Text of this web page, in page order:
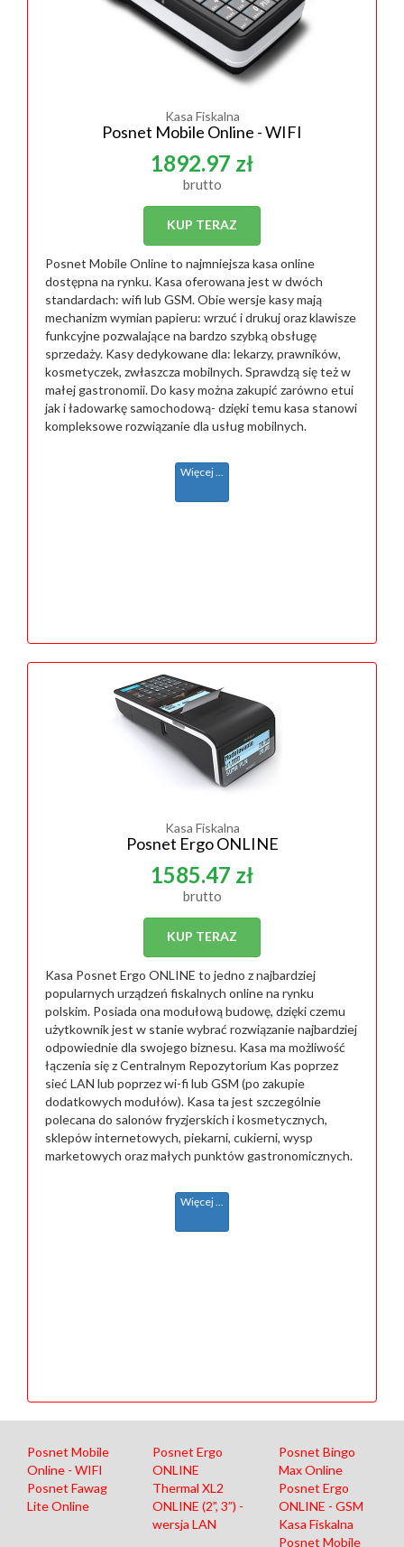
Kasa Fiskalna
Posnet Mobile Online - WIFI
1892.97 zł
brutto
KUP TERAZ
Posnet Mobile Online to najmniejsza kasa online
dostępna na rynku. Kasa oferowana jest w dwóch
standardach: wifi lub GSM. Obie wersje kasy mają
mechanizm wymian papieru: wrzuć i drukuj oraz klawisze
funkcyjne pozwalające na bardzo szybką obsługę
sprzedaży. Kasy dedykowane dla: lekarzy, prawników,
kosmetyczek, zwłaszcza mobilnych. Sprawdzą się też w
małej gastronomii. Do kasy można zakupić zarówno etui
jak i ładowarkę samochodową- dzięki temu kasa stanowi
kompleksowe rozwiązanie dla usług mobilnych.
Więcej ...
Kasa Fiskalna
Posnet Ergo ONLINE
1585.47 zł
brutto
KUP TERAZ
Kasa Posnet Ergo ONLINE to jedno z najbardziej
popularnych urządzeń fiskalnych online na rynku
polskim. Posiada ona modułową budowę, dzięki czemu
użytkownik jest w stanie wybrać rozwiązanie najbardziej
odpowiednie dla swojego biznesu. Kasa ma możliwość
łączenia się z Centralnym Repozytorium Kas poprzez
sieć LAN lub poprzez wi-fi lub GSM (po zakupie
dodatkowych modułów). Kasa ta jest szczególnie
polecana do salonów fryzjerskich i kosmetycznych,
sklepów internetowych, piekarni, cukierni, wysp
marketowych oraz małych punktów gastronomicznych.
Więcej ...
Posnet Mobile
Online - WIFI
Posnet Ergo
ONLINE
Posnet Bingo
Max Online
Posnet Fawag
Lite Online
Thermal XL2
ONLINE (2”, 3”) -
wersja LAN
Posnet Ergo
ONLINE - GSM
Kasa Fiskalna
Posnet Mobile